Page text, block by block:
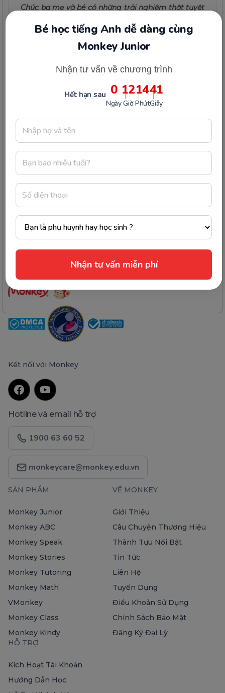
Monkey Junior
0
Ngày
12
Giờ
14
Phút
41
Giây
Nhận tư vấn miễn phí
Chúc ba mẹ và bé có những trải nghiệm thật tuyệt
vời cùng VMonkey!
Ba mẹ thấy bài viết này hữu ích không?
Công ty Cổ phần Early Start
1900 63 60 52
Giấy phép ĐKKD số 0106651756 do Sở Kế hoạch và Đầu tư TP Hà Nội cấp
ngày 01/10/2014, thay đổi lần thứ 3 ngày 13/11/2020
Trụ sở chính: Tầng 3, tòa nhà G4 và G5, dự án Five Star Garden, số 2 Kim
Giang, phường Khương Đình, TP. Hà Nội
Người đại diện pháp luật: Ông Nguyễn Hoàng Anh - Giám đốc điều hành
Kết nối với Monkey
Hotline và email hỗ trợ
1900 63 60 52
monkeycare@monkey.edu.vn
SẢN PHẨM
Monkey Junior
Monkey ABC
Monkey Speak
Monkey Stories
Monkey Tutoring
Monkey Math
VMonkey
Monkey Class
Monkey Kindy
VỀ MONKEY
Giới Thiệu
Câu Chuyện Thương Hiệu
Thành Tựu Nổi Bật
Tin Tức
Liên Hệ
Tuyển Dụng
Điều Khoản Sử Dụng
Chính Sách Bảo Mật
Đăng Ký Đại Lý
HỖ TRỢ
Kích Hoạt Tài Khoản
Hướng Dẫn Học